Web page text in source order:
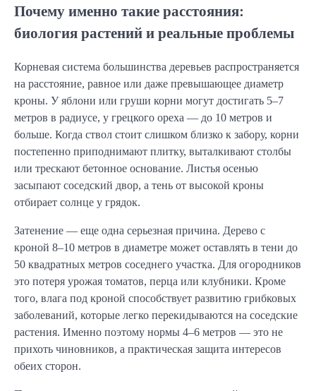
Почему именно такие расстояния:
биология растений и реальные проблемы
Корневая система большинства деревьев распространяется
на расстояние, равное или даже превышающее диаметр
кроны. У яблони или груши корни могут достигать 5–7
метров в радиусе, у грецкого ореха — до 10 метров и
больше. Когда ствол стоит слишком близко к забору, корни
постепенно приподнимают плитку, выталкивают столбы
или трескают бетонное основание. Листья осенью
засыпают соседский двор, а тень от высокой кроны
отбирает солнце у грядок.
Затенение — еще одна серьезная причина. Дерево с
кроной 8–10 метров в диаметре может оставлять в тени до
50 квадратных метров соседнего участка. Для огородников
это потеря урожая томатов, перца или клубники. Кроме
того, влага под кроной способствует развитию грибковых
заболеваний, которые легко перекидываются на соседские
растения. Именно поэтому нормы 4–6 метров — это не
прихоть чиновников, а практическая защита интересов
обеих сторон.